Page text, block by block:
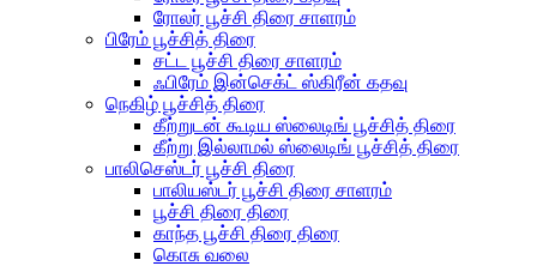
ரோலர் பூச்சி திரை சாளரம்
பிரேம் பூச்சித் திரை
சட்ட பூச்சி திரை சாளரம்
ஃபிரேம் இன்செக்ட் ஸ்கிரீன் கதவு
நெகிழ் பூச்சித் திரை
கீற்றுடன் கூடிய ஸ்லைடிங் பூச்சித் திரை
கீற்று இல்லாமல் ஸ்லைடிங் பூச்சித் திரை
பாலிசெஸ்டர் பூச்சி திரை
பாலியஸ்டர் பூச்சி திரை சாளரம்
பூச்சி திரை திரை
காந்த பூச்சி திரை திரை
கொசு வலை